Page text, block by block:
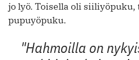
jo lyö. Toisella oli siiliyöpuku,
pupuyöpuku.
"Hahmoilla on